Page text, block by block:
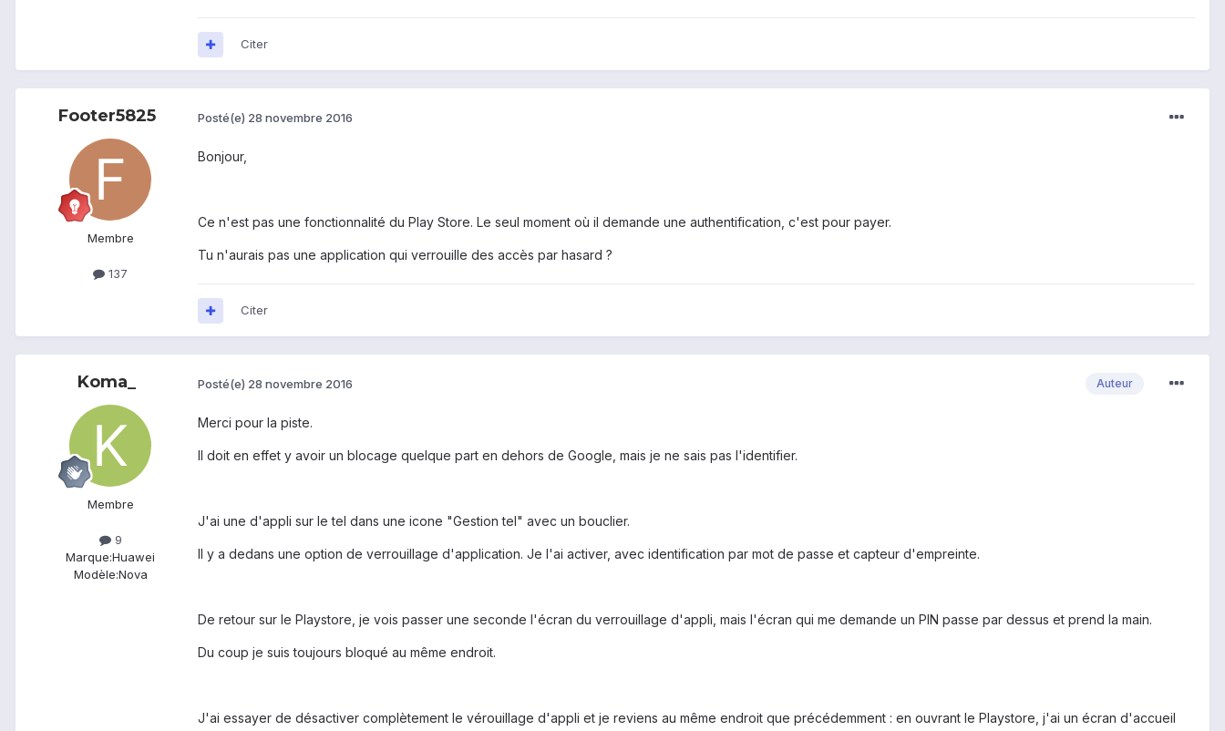
Citer
Footer5825
Membre
137
Posté(e) 28 novembre 2016
Bonjour,
Ce n'est pas une fonctionnalité du Play Store. Le seul moment où il demande une authentification, c'est pour payer.
Tu n'aurais pas une application qui verrouille des accès par hasard ?
Citer
Koma_
Membre
9
Marque:Huawei
Modèle:Nova
Auteur
Posté(e) 28 novembre 2016
Merci pour la piste.
Il doit en effet y avoir un blocage quelque part en dehors de Google, mais je ne sais pas l'identifier.
J'ai une d'appli sur le tel dans une icone "Gestion tel" avec un bouclier.
Il y a dedans une option de verrouillage d'application. Je l'ai activer, avec identification par mot de passe et capteur d'empreinte.
De retour sur le Playstore, je vois passer une seconde l'écran du verrouillage d'appli, mais l'écran qui me demande un PIN passe par dessus et prend la main.
Du coup je suis toujours bloqué au même endroit.
J'ai essayer de désactiver complètement le vérouillage d'appli et je reviens au même endroit que précédemment : en ouvrant le Playstore, j'ai un écran d'accueil